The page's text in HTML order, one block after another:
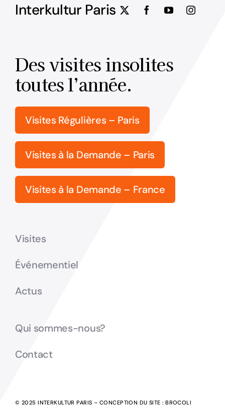
Interkultur Paris
Des visites insolites
toutes l’année.
Visites Régulières – Paris
Visites à la Demande – Paris
Visites à la Demande – France
Visites
Événementiel
Actus
Qui sommes-nous?
Contact
© 2025 INTERKULTUR PARIS – CONCEPTION DU SITE :BROCOLI